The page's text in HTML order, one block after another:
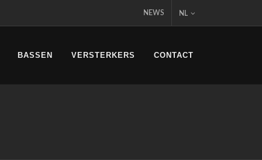
NEWS NL
BASSEN VERSTERKERS CONTACT